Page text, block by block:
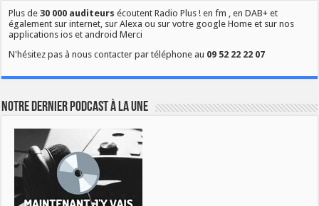
Plus de30 000 auditeurs écoutent Radio Plus ! en fm , en DAB+ et
également sur internet, sur Alexa ou sur votre google Home et sur nos
applications ios et android Merci
N'hésitez pas à nous contacter par téléphone au 09 52 22 22 07
Notre dernier podcast à la une